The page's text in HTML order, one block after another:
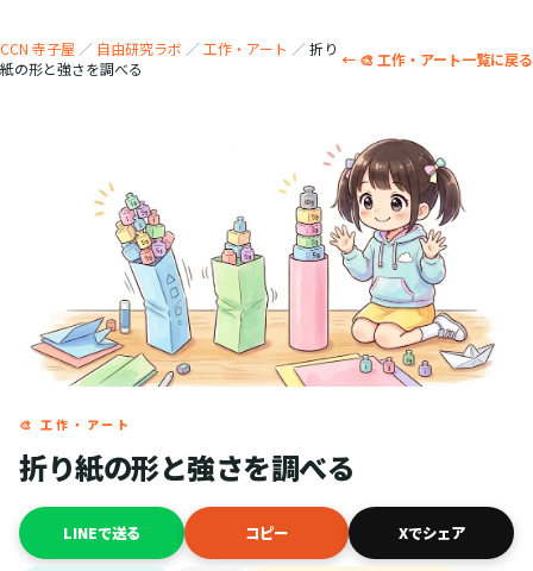
CCN 寺子屋 ／ 自由研究ラボ ／工作・アート ／折り
紙の形と強さを調べる
← 🎨 工作・アート一覧に戻る
🎨 工作・アート
折り紙の形と強さを調べる
LINEで送る コピー Xでシェア